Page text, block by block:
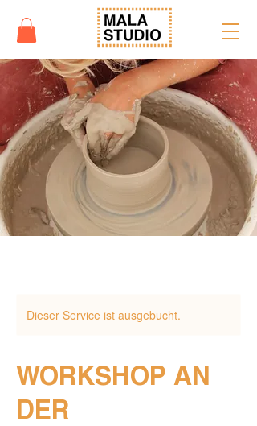
Dieser Service ist ausgebucht.
WORKSHOP AN
DER